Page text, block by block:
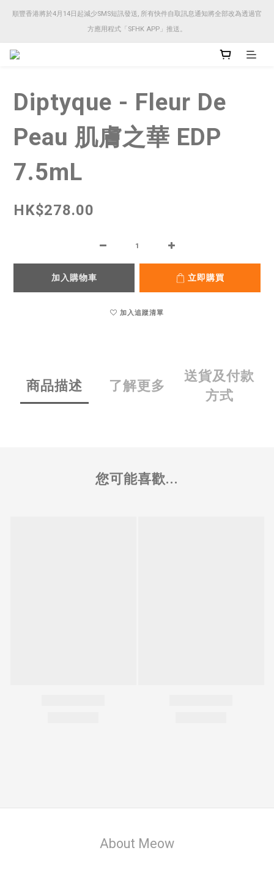
順豐香港將於4月14日起減少SMS短訊發送, 所有快件自取訊息通知將全部改為透過官
方應用程式「SFHK APP」推送。
順豐香港將於4月14日起減少SMS短訊發送, 所有快件自取訊息通知將全部改為透過官
方應用程式「SFHK APP」推送。
順豐香港將於4月14日起減少SMS短訊發送, 所有快件自取訊息通知將全部改為透過官
Diptyque - Fleur De
Peau 肌膚之華 EDP
7.5mL
HK$278.00
加入購物車 立即購買
加入追蹤清單
商品描述 了解更多
送貨及付款
方式
您可能喜歡...
About Meow